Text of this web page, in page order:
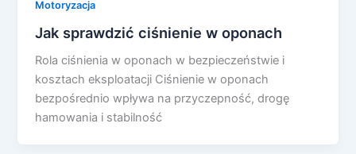
Motoryzacja
Jak sprawdzić ciśnienie w oponach
Rola ciśnienia w oponach w bezpieczeństwie i
kosztach eksploatacji Ciśnienie w oponach
bezpośrednio wpływa na przyczepność, drogę
hamowania i stabilność